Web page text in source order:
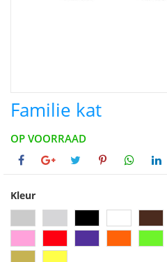
Familie kat
OP VOORRAAD
Kleur